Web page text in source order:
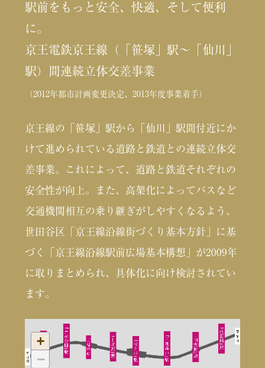
駅前をもっと安全、快適、そして便利
に。
京王電鉄京王線（「笹塚」駅〜「仙川」
駅）間連続立体交差事業
（2012年都市計画変更決定、2013年度事業着手）
京王線の「笹塚」駅から「仙川」駅間付近にか
けて進められている道路と鉄道との連続立体交
差事業。これによって、道路と鉄道それぞれの
安全性が向上。また、高架化によってバスなど
交通機関相互の乗り継ぎがしやすくなるよう、
世田谷区「京王線沿線街づくり基本方針」に基
づく「京王線沿線駅前広場基本構想」が2009年
に取りまとめられ、具体化に向け検討されてい
ます。
+
−